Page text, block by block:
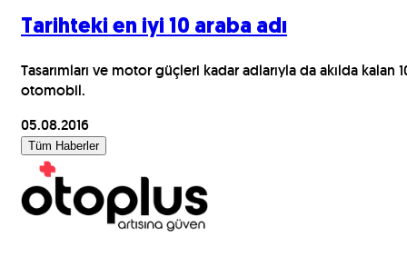
Tarihteki en iyi 10 araba adı
Tasarımları ve motor güçleri kadar adlarıyla da akılda kalan
otomobil.
05.08.2016
Tüm Haberler